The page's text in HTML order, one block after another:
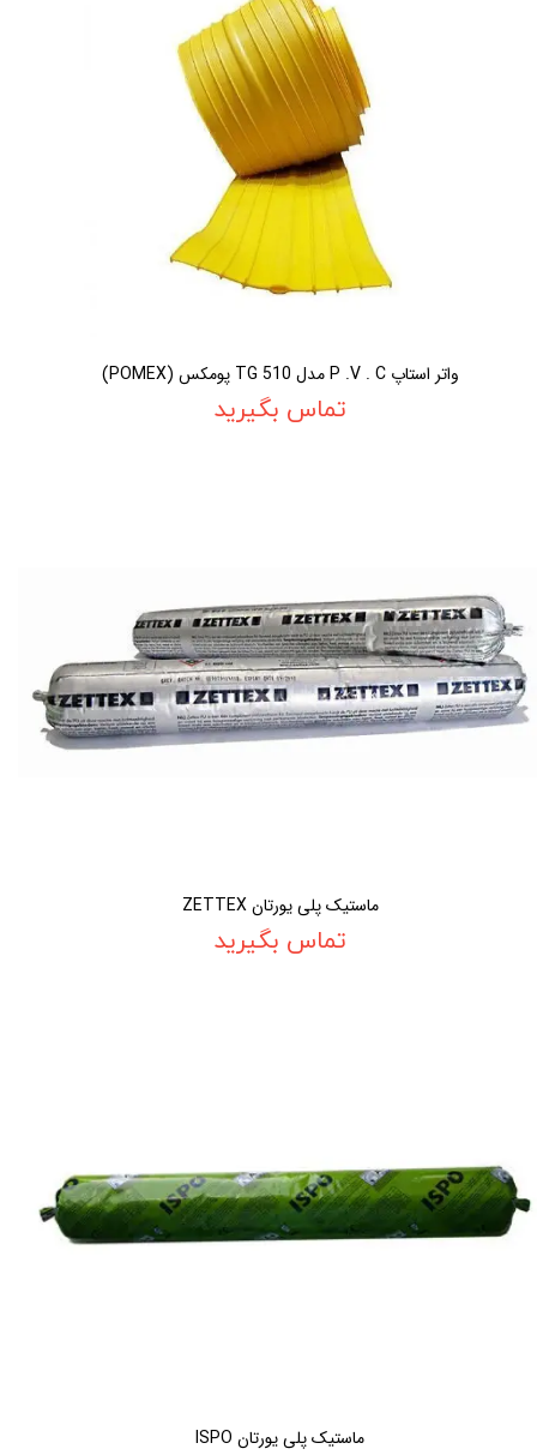
واتر استاپ P .V . C مدل TG 510 پومکس (POMEX)
تماس بگیرید
ماستیک پلی یورتان ZETTEX
تماس بگیرید
ماستیک پلی یورتان ISPO